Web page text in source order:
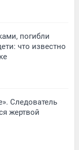
погибли
что известно
Следователь
жертвой